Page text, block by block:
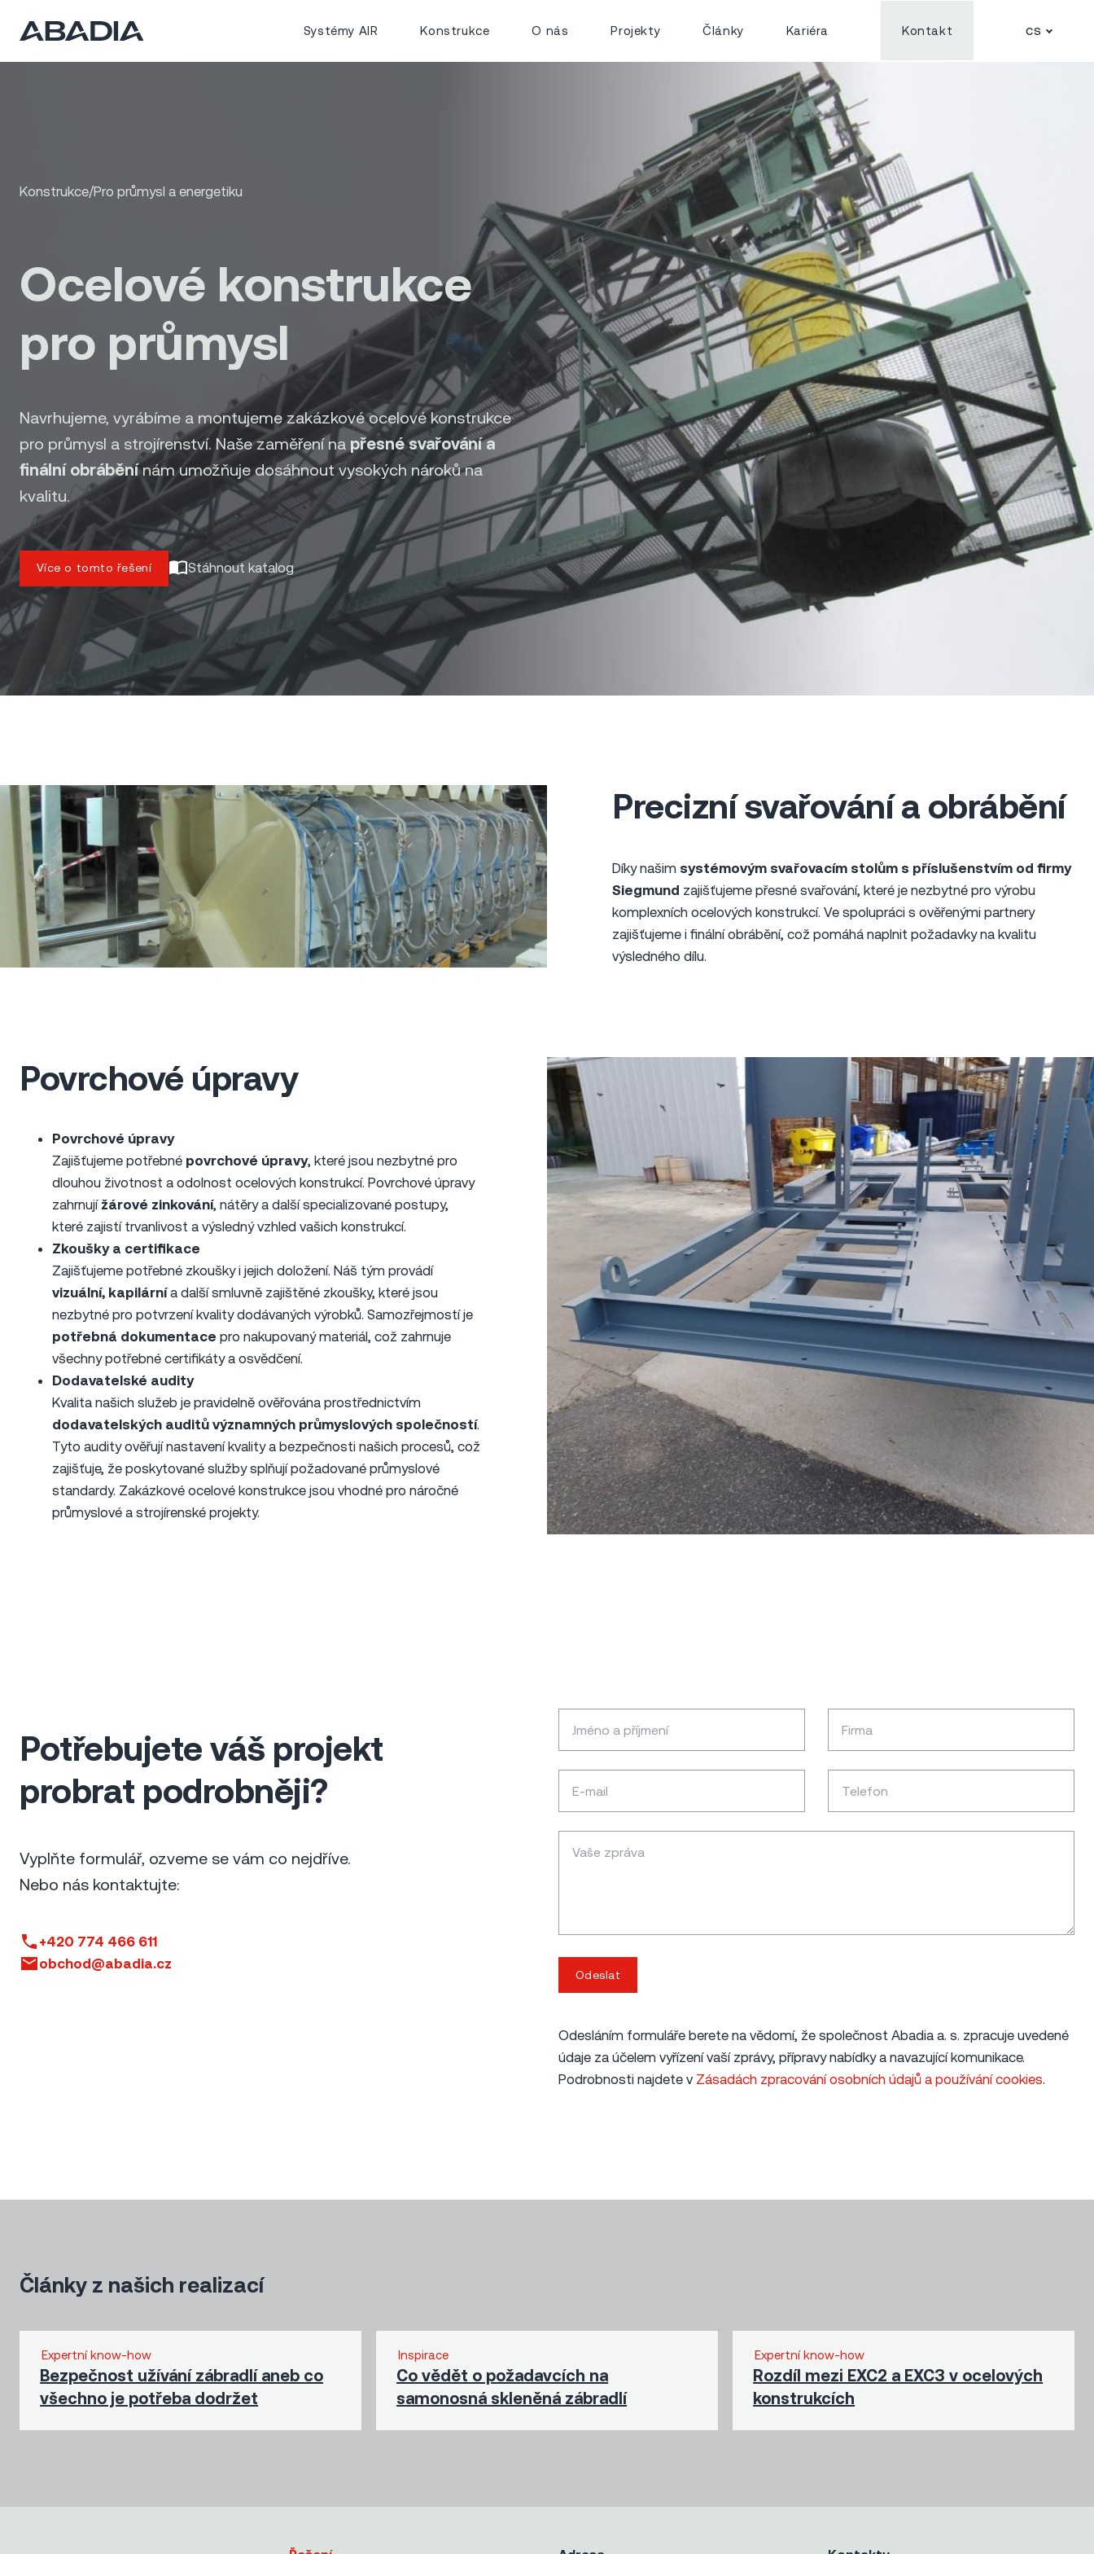
Systémy AIR Konstrukce O nás Projekty Články Kariéra Kontakt cs
Konstrukce/Pro průmysl a energetiku
Ocelové konstrukce
pro průmysl
Navrhujeme, vyrábíme a montujeme zakázkové ocelové konstrukce
pro průmysl a strojírenství. Naše zaměření na přesné svařování a
finální obráběnínám umožňuje dosáhnout vysokých nároků na
kvalitu.
Více o tomto řešení Stáhnout katalog
Precizní svařování a obrábění
Díky našim systémovým svařovacím stolům s příslušenstvím od firmy
Siegmund zajišťujeme přesné svařování, které je nezbytné pro výrobu
komplexních ocelových konstrukcí. Ve spolupráci s ověřenými partnery
zajišťujeme i finální obrábění, což pomáhá naplnit požadavky na kvalitu
výsledného dílu.
Povrchové úpravy
Povrchové úpravy
Zajišťujeme potřebné povrchové úpravy, které jsou nezbytné pro
dlouhou životnost a odolnost ocelových konstrukcí. Povrchové úpravy
zahrnují žárové zinkování, nátěry a další specializované postupy,
které zajistí trvanlivost a výsledný vzhled vašich konstrukcí.
Zkoušky a certifikace
Zajišťujeme potřebné zkoušky i jejich doložení. Náš tým provádí
vizuální, kapilárnía další smluvně zajištěné zkoušky, které jsou
nezbytné pro potvrzení kvality dodávaných výrobků. Samozřejmostí je
potřebná dokumentace pro nakupovaný materiál, což zahrnuje
všechny potřebné certifikáty a osvědčení.
Dodavatelské audity
Kvalita našich služeb je pravidelně ověřována prostřednictvím
dodavatelských auditů významných průmyslových společností.
Tyto audity ověřují nastavení kvality a bezpečnosti našich procesů, což
zajišťuje, že poskytované služby splňují požadované průmyslové
standardy. Zakázkové ocelové konstrukce jsou vhodné pro náročné
průmyslové a strojírenské projekty.
Potřebujete váš projekt
probrat podrobněji?
Vyplňte formulář, ozveme se vám co nejdříve.
Nebo nás kontaktujte:
+420 774 466 611
obchod@abadia.cz
Odeslat
Odesláním formuláře berete na vědomí, že společnost Abadia a. s. zpracuje uvedené
údaje za účelem vyřízení vaší zprávy, přípravy nabídky a navazující komunikace.
Podrobnosti najdete v Zásadách zpracování osobních údajů a používání cookies.
Články z našich realizací
Expertní know-how
Bezpečnost užívání zábradlí aneb co
všechno je potřeba dodržet
Inspirace
Co vědět o požadavcích na
samonosná skleněná zábradlí
Expertní know-how
Rozdíl mezi EXC2 a EXC3 v ocelových
konstrukcích